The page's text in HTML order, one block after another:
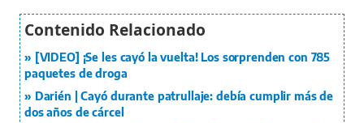
[VIDEO] ¡Se les cayó la vuelta! Los sorprenden con 785
paquetes de droga
Darién | Cayó durante patrullaje: debía cumplir más de
dos años de cárcel